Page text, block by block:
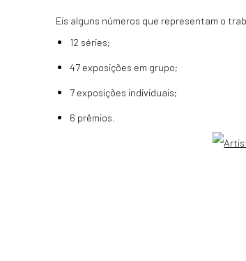
Eis alguns números que representam o
12 séries;
47 exposições em grupo;
7 exposições individuais;
6 prêmios.